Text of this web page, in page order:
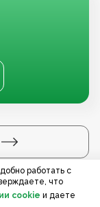
работать с
что
cookie и даете